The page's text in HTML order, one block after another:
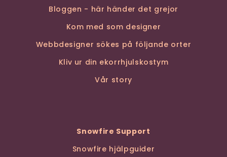
Bloggen - här händer det grejor
Kom med som designer
Webbdesigner sökes på följande orter
Kliv ur din ekorrhjulskostym
Vår story
Snowfire Support
Snowfire hjälpguider